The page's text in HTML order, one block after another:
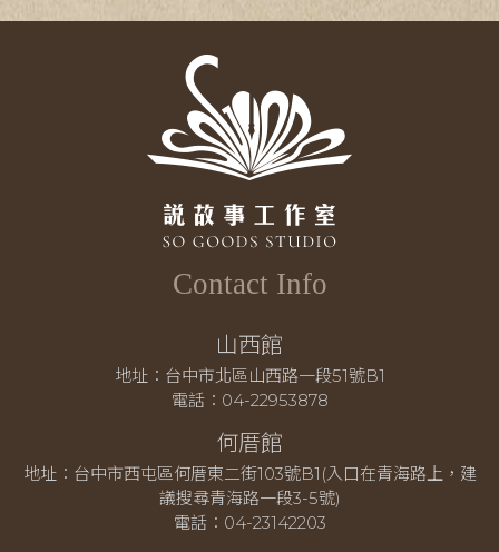
Contact Info
山西館
地址：台中市北區山西路一段51號B1
電話：04-22953878
何厝館
地址：台中市西屯區何厝東二街103號B1(入口在青海路上，建
議搜尋青海路一段3-5號)
電話：04-23142203